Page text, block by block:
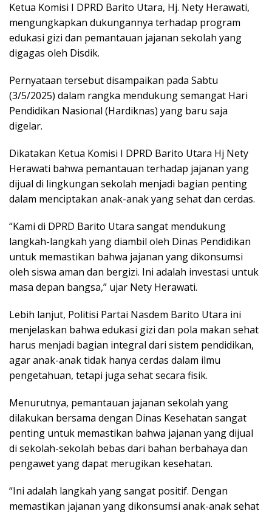
Ketua Komisi I DPRD Barito Utara, Hj. Nety Herawati,
mengungkapkan dukungannya terhadap program
edukasi gizi dan pemantauan jajanan sekolah yang
digagas oleh Disdik.
Pernyataan tersebut disampaikan pada Sabtu
(3/5/2025) dalam rangka mendukung semangat Hari
Pendidikan Nasional (Hardiknas) yang baru saja
digelar.
Dikatakan Ketua Komisi I DPRD Barito Utara Hj Nety
Herawati bahwa pemantauan terhadap jajanan yang
dijual di lingkungan sekolah menjadi bagian penting
dalam menciptakan anak-anak yang sehat dan cerdas.
“Kami di DPRD Barito Utara sangat mendukung
langkah-langkah yang diambil oleh Dinas Pendidikan
untuk memastikan bahwa jajanan yang dikonsumsi
oleh siswa aman dan bergizi. Ini adalah investasi untuk
masa depan bangsa,” ujar Nety Herawati.
Lebih lanjut, Politisi Partai Nasdem Barito Utara ini
menjelaskan bahwa edukasi gizi dan pola makan sehat
harus menjadi bagian integral dari sistem pendidikan,
agar anak-anak tidak hanya cerdas dalam ilmu
pengetahuan, tetapi juga sehat secara fisik.
Menurutnya, pemantauan jajanan sekolah yang
dilakukan bersama dengan Dinas Kesehatan sangat
penting untuk memastikan bahwa jajanan yang dijual
di sekolah-sekolah bebas dari bahan berbahaya dan
pengawet yang dapat merugikan kesehatan.
“Ini adalah langkah yang sangat positif. Dengan
memastikan jajanan yang dikonsumsi anak-anak sehat